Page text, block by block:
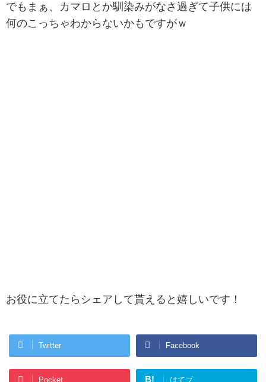
でもまぁ、カマロとか馴染みがなさ過ぎて子供には
何のこっちゃわからないかもですがｗ
お役に立てたらシェアして貰えると嬉しいです！
Twitter Facebook
Pocket B! はてブ